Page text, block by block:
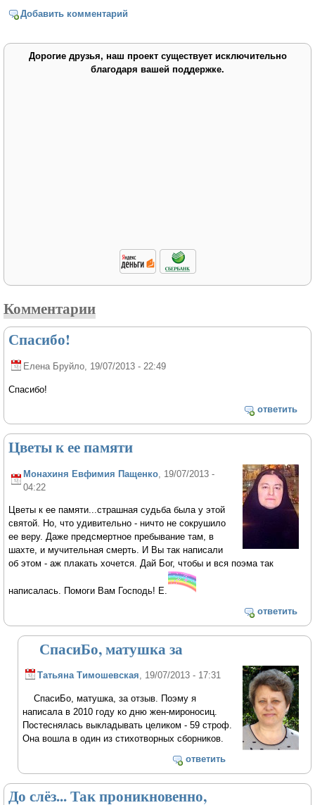
Добавить комментарий
Дорогие друзья, наш проект существует исключительно
благодаря вашей поддержке.
Комментарии
Спасибо!
Елена Бруйло , 19/07/2013 - 22:49
Спасибо!
ответить
Цветы к ее памяти
Монахиня Евфимия Пащенко , 19/07/2013 -
04:22
Цветы к ее памяти...страшная судьба была у этой
святой. Но, что удивительно - ничто не сокрушило
ее веру. Даже предсмертное пребывание там, в
шахте, и мучительная смерть. И Вы так написали
об этом - аж плакать хочется. Дай Бог, чтобы и вся поэма так
написалась. Помоги Вам Господь! Е.
ответить
СпасиБо, матушка за
Татьяна Тимошевская, 19/07/2013 - 17:31
СпасиБо, матушка, за отзыв. Поэму я
написала в 2010 году ко дню жен-мироносиц.
Постеснялась выкладывать целиком - 59 строф.
Она вошла в один из стихотворных сборников.
ответить
До слёз... Так проникновенно,